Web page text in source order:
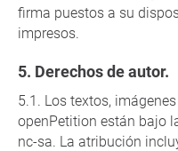
firma puestos a su
impresos.
Derechos de autor.
Los textos,
openPetition están bajo
nc-sa. La atribución